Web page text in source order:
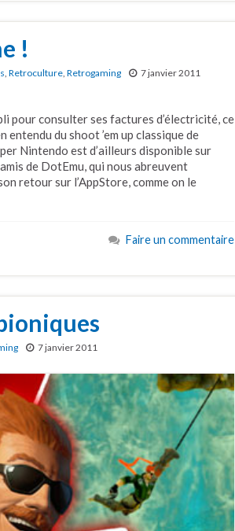
!
, Retroculture, Retrogaming 7 janvier 2011
pour consulter ses factures d’électricité, ce
entendu du shoot ’em up classique de
Nintendo est d’ailleurs disponible sur
de DotEmu, qui nous abreuvent
retour sur l’AppStore, comme on le
Faire un commentaire
7 janvier 2011